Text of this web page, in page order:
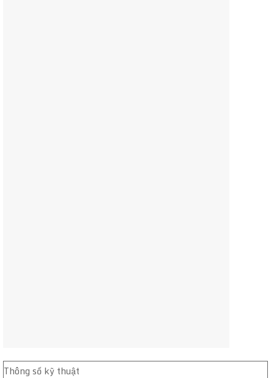
Thông số kỹ thuật